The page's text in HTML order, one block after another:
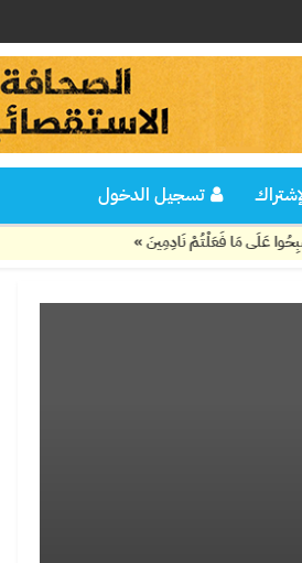
تسجيل الدخول
مَا فَعَلْتُمْ نَادِمِينَ »